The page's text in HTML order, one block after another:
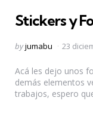
Stickers y
Posted
byjumabu 23
Acá les dejo unos
demás elementos
trabajos, espero